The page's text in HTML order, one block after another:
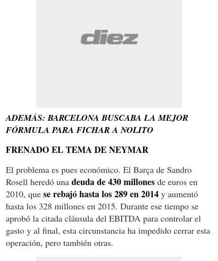
ADEMÁS: BARCELONA BUSCABA LA MEJOR
FÓRMULA PARA FICHAR A NOLITO
FRENADO EL TEMA DE NEYMAR
El problema es pues económico. El Barça de Sandro
Rosell heredó una deuda de 430 millones de euros en
2010, que se rebajó hasta los 289 en 2014 y aumentó
hasta los 328 millones en 2015. Durante ese tiempo se
aprobó la citada cláusula del EBITDA para controlar el
gasto y al final, esta circunstancia ha impedido cerrar esta
operación, pero también otras.